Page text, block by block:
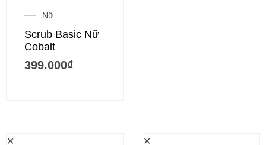
Nữ
Scrub Basic Nữ
Cobalt
399.000₫
✕ ✕